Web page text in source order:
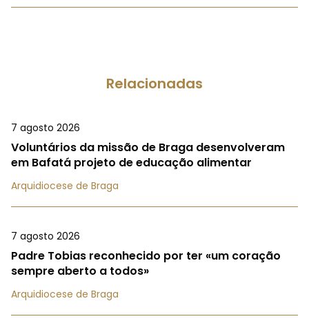
Relacionadas
7 agosto 2026
Voluntários da missão de Braga desenvolveram
em Bafatá projeto de educação alimentar
Arquidiocese de Braga
7 agosto 2026
Padre Tobias reconhecido por ter «um coração
sempre aberto a todos»
Arquidiocese de Braga